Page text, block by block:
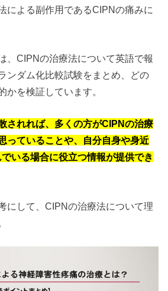
による副作用であるCIPNの痛みに
、CIPNの治療法について英語で報
ンダム化比較試験をまとめ、どの
かを検証しています。
されれば、多くの方がCIPNの治療
っていることや、自分自身や身近
いる場合に役立つ情報が提供でき
にして、CIPNの治療法について理